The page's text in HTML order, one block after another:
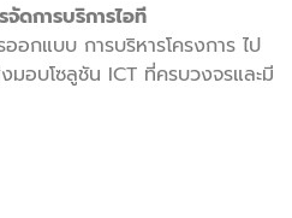
จัดการบริการไอที
กแบบ การบริหารโครงการ ไป
มอบโซลูชัน ICT ที่ครบวงจรและมี